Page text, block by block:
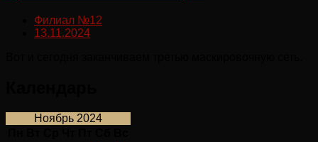
Филиал №12
13.11.2024
Ноябрь 2024